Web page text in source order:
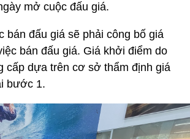
mở cuộc đấu giá.
bán đấu giá sẽ phải công bố giá
bán đấu giá. Giá khởi điểm do
cấp dựa trên cơ sở thẩm định giá
bước 1.